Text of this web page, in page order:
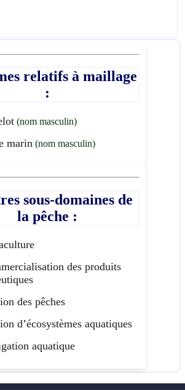
relatifs à maillage
:
(nom masculin)
marin (nom masculin)
sous-domaines de
la pêche :
des produits
des pêches
d’écosystèmes aquatiques
aquatique